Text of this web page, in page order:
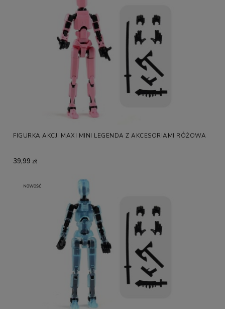
FIGURKA AKCJI MAXI MINI LEGENDA Z AKCESORIAMI RÓŻOWA
39,99 zł
NOWOŚĆ